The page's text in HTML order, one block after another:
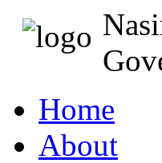
Home
About